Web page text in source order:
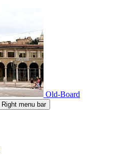
Old-Board
Right menu bar